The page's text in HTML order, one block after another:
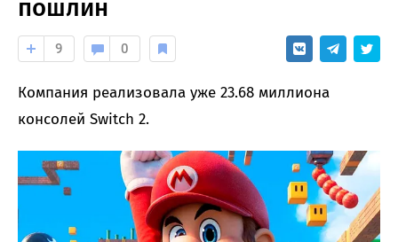
пошлин
9 0
Компания реализовала уже 23.68 миллиона
консолей Switch 2.